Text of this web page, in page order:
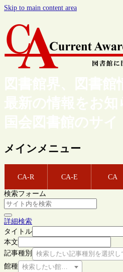
Skip to main content area
図書館界、図書館
最新の情報をお
国会図書館のサイ
メインメニュー
CA-R CA-E CA
検索フォーム
詳細検索
タイトル
本文
記事種別
検索したい記事種別を選択し
館種 検索したい館種を選択してください